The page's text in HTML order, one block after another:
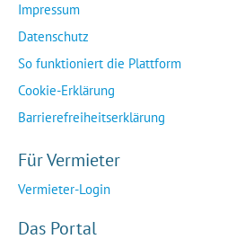
Impressum
Datenschutz
So funktioniert die Plattform
Cookie-Erklärung
Barrierefreiheitserklärung
Für Vermieter
Vermieter-Login
Das Portal